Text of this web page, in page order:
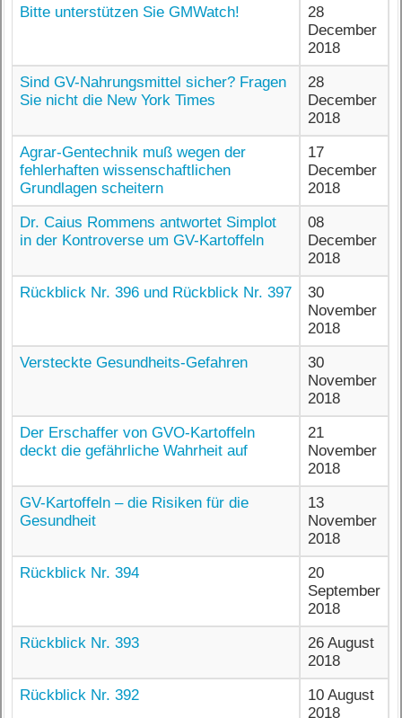
Bitte unterstützen Sie GMWatch!
28
December
2018
Sind GV-Nahrungsmittel sicher? Fragen
Sie nicht die New York Times
28
December
2018
Agrar-Gentechnik muß wegen der
fehlerhaften wissenschaftlichen
Grundlagen scheitern
17
December
2018
Dr. Caius Rommens antwortet Simplot
in der Kontroverse um GV-Kartoffeln
08
December
2018
Rückblick Nr. 396 und Rückblick Nr. 397
30
November
2018
Versteckte Gesundheits-Gefahren
30
November
2018
Der Erschaffer von GVO-Kartoffeln
deckt die gefährliche Wahrheit auf
21
November
2018
GV-Kartoffeln – die Risiken für die
Gesundheit
13
November
2018
Rückblick Nr. 394
20
September
2018
Rückblick Nr. 393
26 August
2018
Rückblick Nr. 392
10 August
2018